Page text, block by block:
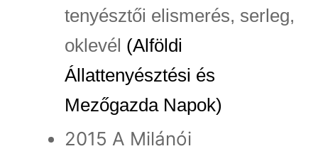
tenyésztői elismerés, serleg,
oklevél (Alföldi
Állattenyésztési és
Mezőgazda Napok)
2015 A Milánói